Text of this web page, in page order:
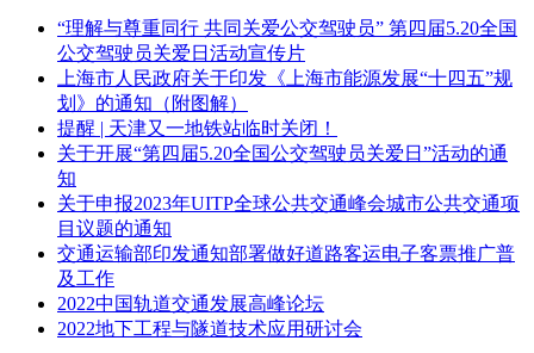
“理解与尊重同行 共同关爱公交驾驶员” 第四届5.20全国
公交驾驶员关爱日活动宣传片
上海市人民政府关于印发《上海市能源发展“十四五”规
划》的通知（附图解）
提醒 | 天津又一地铁站临时关闭！
关于开展“第四届5.20全国公交驾驶员关爱日”活动的通
知
关于申报2023年UITP全球公共交通峰会城市公共交通项
目议题的通知
交通运输部印发通知部署做好道路客运电子客票推广普
及工作
2022中国轨道交通发展高峰论坛
2022地下工程与隧道技术应用研讨会